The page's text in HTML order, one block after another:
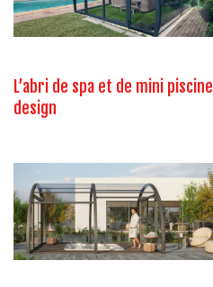
L’abri de spa et de mini
design